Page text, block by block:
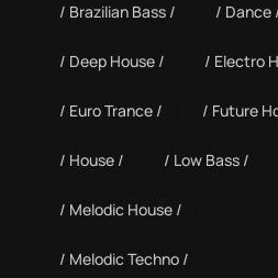
Brazilian Bass Dance
Deep House Electro
Euro Trance Future
House Low Bass
Melodic House
Melodic Techno